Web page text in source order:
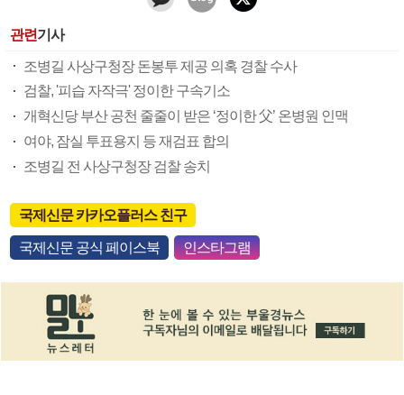
관련기사
조병길 사상구청장 돈봉투 제공 의혹 경찰 수사
검찰, '피습 자작극' 정이한 구속기소
개혁신당 부산 공천 줄줄이 받은 ‘정이한 父’ 온병원 인맥
여야, 잠실 투표용지 등 재검표 합의
조병길 전 사상구청장 검찰 송치
국제신문 카카오플러스 친구
국제신문 공식 페이스북 인스타그램